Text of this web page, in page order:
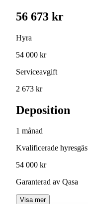
56 673 kr
Hyra
54 000 kr
Serviceavgift
2 673 kr
Deposition
1 månad
Kvalificerade
54 000 kr
Garanterad av Qasa
Visa mer